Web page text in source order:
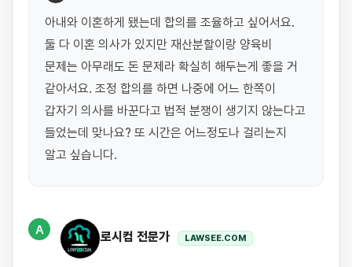
아내와 이혼하게 됐는데 합의를 조율하고 싶어서요.
둘 다 이혼 의사가 있지만 재산분할이랑 양육비
문제는 아무래도 돈 문제라 확실히 해두는게 좋을 거
같아서요. 조정 합의를 하면 나중에 어느 한쪽이
갑자기 의사를 바꾼다고 법적 분쟁이 생기지 않는다고
들었는데 맞나요? 또 시간은 어느정도나 걸리는지
알고 싶습니다.
A
로시컴 전문가 LAWSEE.COM